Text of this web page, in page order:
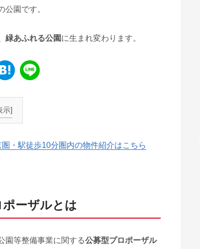
園です。
緑あふれる公園に生まれ変わります。
示]
・駅徒歩10分圏内の物件紹介はこちら
ーザルとは
園等整備事業に関する公募型プロポーザル